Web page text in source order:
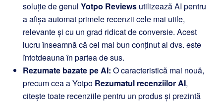
soluție de genul Yotpo Reviews utilizează AI pentru
a afișa automat primele recenzii cele mai utile,
relevante și cu un grad ridicat de conversie. Acest
lucru înseamnă că cel mai bun conținut al dvs. este
întotdeauna în partea de sus.
Rezumate bazate pe AI: O caracteristică mai nouă,
precum cea a Yotpo Rezumatul recenziilor AI,
citește toate recenziile pentru un produs și prezintă